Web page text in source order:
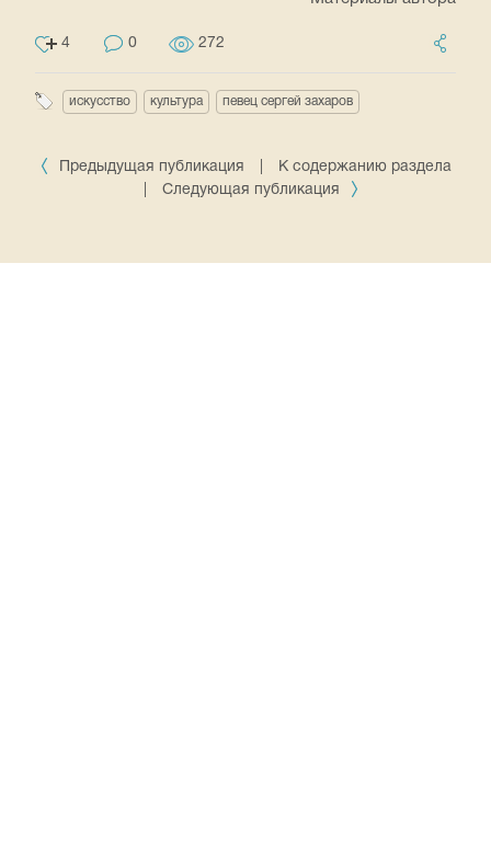
4 0 272
искусство культура певец сергей захаров
Предыдущая публикация
К содержанию раздела
Следующая публикация